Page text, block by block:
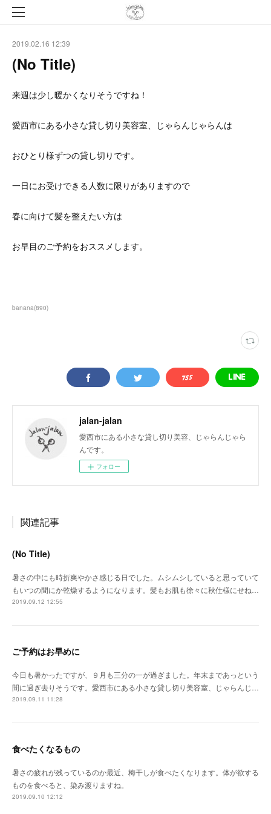
2019.02.16 12:39
(No Title)
来週は少し暖かくなりそうですね！
愛西市にある小さな貸し切り美容室、じゃらんじゃらんは
おひとり様ずつの貸し切りです。
一日にお受けできる人数に限りがありますので
春に向けて髪を整えたい方は
お早目のご予約をおススメします。
banana(890)
jalan-jalan
愛西市にある小さな貸し切り美容、じゃらんじゃら
んです。
フォロー
関連記事
(No Title)
暑さの中にも時折爽やかさ感じる日でした。ムシムシしていると思っていて
もいつの間にか乾燥するようになります。髪もお肌も徐々に秋仕様にせね…
2019.09.12 12:55
ご予約はお早めに
今日も暑かったですが、９月も三分の一が過ぎました。年末まであっという
間に過ぎ去りそうです。愛西市にある小さな貸し切り美容室、じゃらんじ…
2019.09.11 11:28
食べたくなるもの
暑さの疲れが残っているのか最近、梅干しが食べたくなります。体が欲する
ものを食べると、染み渡りますね。
2019.09.10 12:12